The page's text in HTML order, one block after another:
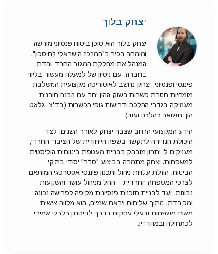
יצחק בלוך
יצחק בלוך הוא סוכן ביטוח פנסיוני מורשה
ומומחה בכיר ב"המרכז הישראלי לחיסכון",
המנהל את מחלקת המגזר החרדי והדתי
בחברה. עם ניסיון של למעלה מעשור בליווי
פיננסי ופנסיוני, יצחק נחשב לאוטוריטה מקצועית המשלבת
מומחיות חסרת פשרות בשוק ההון יחד עם הבנה תורנית
מעמיקה בגדרי ההלכה ודרישות גופי הכשרות (בד"צ, גלאט
הון, תשואה כהלכה ועוד).
הידע המקצועי הרחב שצבר יצחק לאורך השנים, לצד
היכולת הנדירה לתקשר בשפה הייחודית של הציבור החרדי,
מעניקים לו יתרון מובהק בבניית מעטפת ביטוחית הוליסטית
למשפחות. יצחק מתמחה בביצוע "סדר" יסודי בתיקי
הביטוח, הוזלת עלויות ניהול ותכנון פיננסי אסטרטגי המותאם
לצרכי המשפחה החרדית – החל מניהול עושר והשקעות
נבונות, ועד לבניית תוכנית פנסיונית מקיפה לפרישה נכונה
ומכובדת. מתוך שליחות ויראת שמיים, הוא מלווה אישית
מאות משפחות ובעלי עסקים בדרך לביטחון כלכלי אמיתי,
לכתחילה ובמהדרין.